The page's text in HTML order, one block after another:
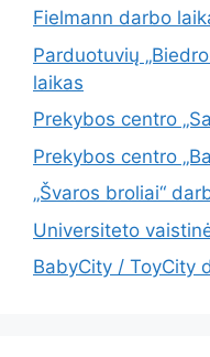
Fielmann darbo
Parduotuvių
laikas
Prekybos centro
Prekybos centro
„Švaros broliai“
Universiteto
BabyCity / ToyCity